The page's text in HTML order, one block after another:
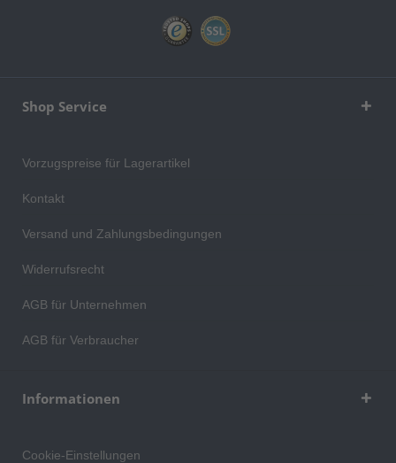
Shop Service
Vorzugspreise für Lagerartikel
Kontakt
Versand und Zahlungsbedingungen
Widerrufsrecht
AGB für Unternehmen
AGB für Verbraucher
Informationen
Cookie-Einstellungen